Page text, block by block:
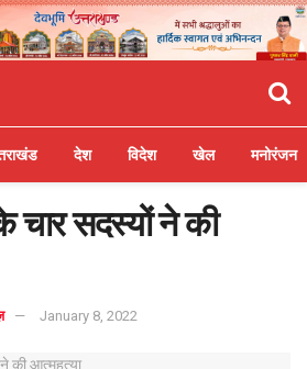
देश विदेश खेल मनोरंजन
चार सदस्यों ने की
January 8, 2022